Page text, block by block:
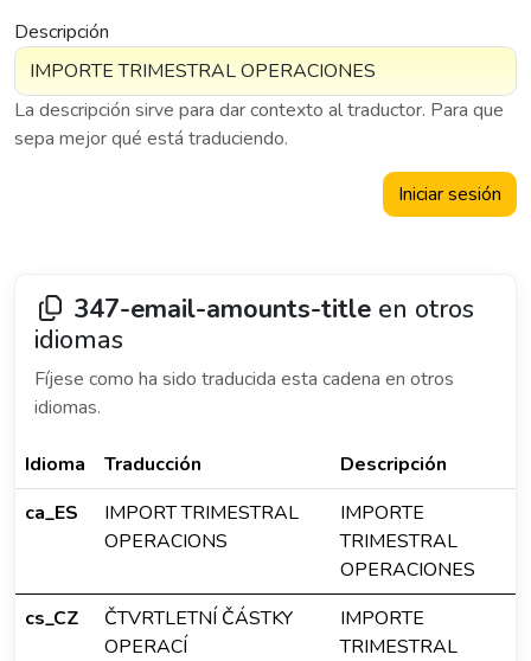
Descripción
La descripción sirve para dar contexto al traductor. Para que
sepa mejor qué está traduciendo.
Iniciar sesión
347-email-amounts-title en otros
idiomas
Fíjese como ha sido traducida esta cadena en otros
idiomas.
Idioma Traducción
Descripción
ca_ES
IMPORT TRIMESTRAL
OPERACIONS
IMPORTE
TRIMESTRAL
OPERACIONES
cs_CZ
ČTVRTLETNÍ ČÁSTKY
OPERACÍ
IMPORTE
TRIMESTRAL